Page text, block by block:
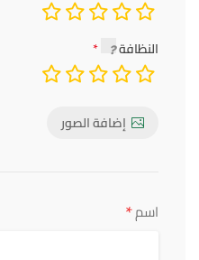
النظافة
إضافة الصور
اسم*